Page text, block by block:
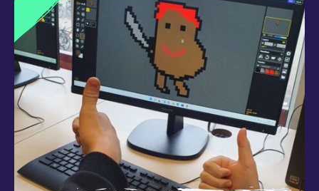
WIGGLE BOTS WORKSHOP
Zelf kunstzinnige robotjes ontwerpen en bouwen,
bijvoorbeeld met afvalmaterialen binnen het thema
‘duurzaamheid’.